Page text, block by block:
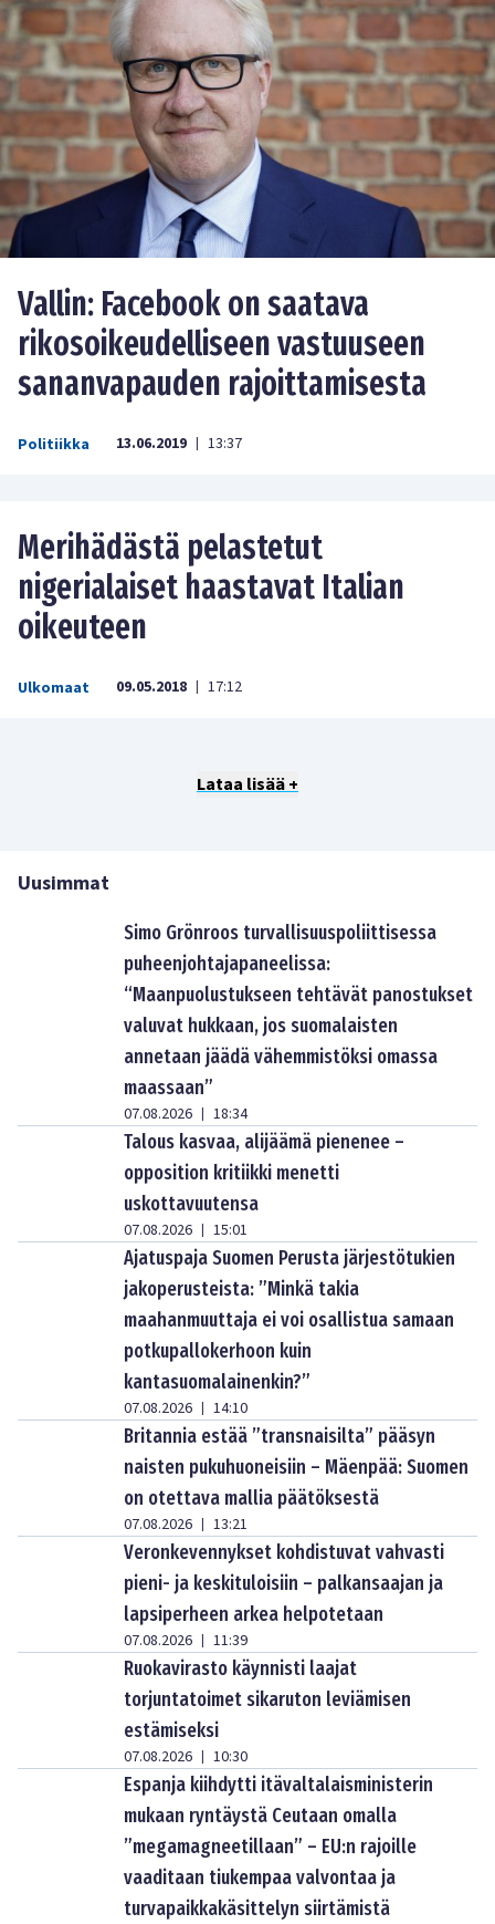
Vallin: Facebook on saatava
rikosoikeudelliseen vastuuseen
sananvapauden rajoittamisesta
Politiikka 13.06.2019 | 13:37
Merihädästä pelastetut
nigerialaiset haastavat Italian
oikeuteen
Ulkomaat 09.05.2018 | 17:12
Lataa lisää +
Uusimmat
Simo Grönroos turvallisuuspoliittisessa
puheenjohtajapaneelissa:
“Maanpuolustukseen tehtävät panostukset
valuvat hukkaan, jos suomalaisten
annetaan jäädä vähemmistöksi omassa
maassaan”
07.08.2026 | 18:34
Talous kasvaa, alijäämä pienenee –
opposition kritiikki menetti
uskottavuutensa
07.08.2026 | 15:01
Ajatuspaja Suomen Perusta järjestötukien
jakoperusteista: ”Minkä takia
maahanmuuttaja ei voi osallistua samaan
potkupallokerhoon kuin
kantasuomalainenkin?”
07.08.2026 | 14:10
Britannia estää ”transnaisilta” pääsyn
naisten pukuhuoneisiin – Mäenpää: Suomen
on otettava mallia päätöksestä
07.08.2026 | 13:21
Veronkevennykset kohdistuvat vahvasti
pieni- ja keskituloisiin – palkansaajan ja
lapsiperheen arkea helpotetaan
07.08.2026 | 11:39
Ruokavirasto käynnisti laajat
torjuntatoimet sikaruton leviämisen
estämiseksi
07.08.2026 | 10:30
Espanja kiihdytti itävaltalaisministerin
mukaan ryntäystä Ceutaan omalla
”megamagneetillaan” – EU:n rajoille
vaaditaan tiukempaa valvontaa ja
turvapaikkakäsittelyn siirtämistä